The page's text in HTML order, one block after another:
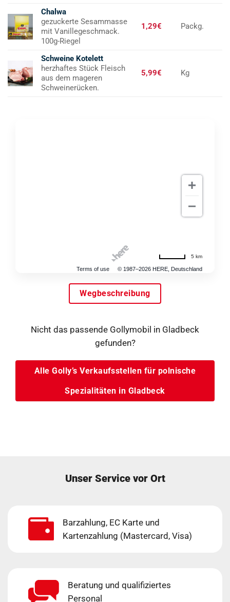
Chalwa
gezuckerte Sesammasse
mit Vanillegeschmack.
100g-Riegel
1,29€ Packg.
Schweine Kotelett
herzhaftes Stück Fleisch
aus dem mageren
Schweinerücken.
5,99€ Kg
Terms of use © 1987–2026 HERE, Deutschland
5 km
Wegbeschreibung
Nicht das passende Gollymobil in Gladbeck
gefunden?
Alle Golly’s Verkaufsstellen für polnische
Spezialitäten in Gladbeck
Unser Service vor Ort
Barzahlung, EC Karte und
Kartenzahlung (Mastercard, Visa)
Beratung und qualifiziertes
Personal